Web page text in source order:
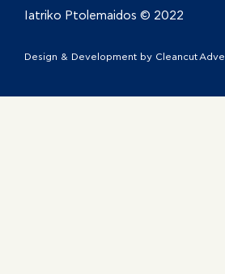
Iatriko Ptolemaidos © 2022
Design & Development by Cleancut